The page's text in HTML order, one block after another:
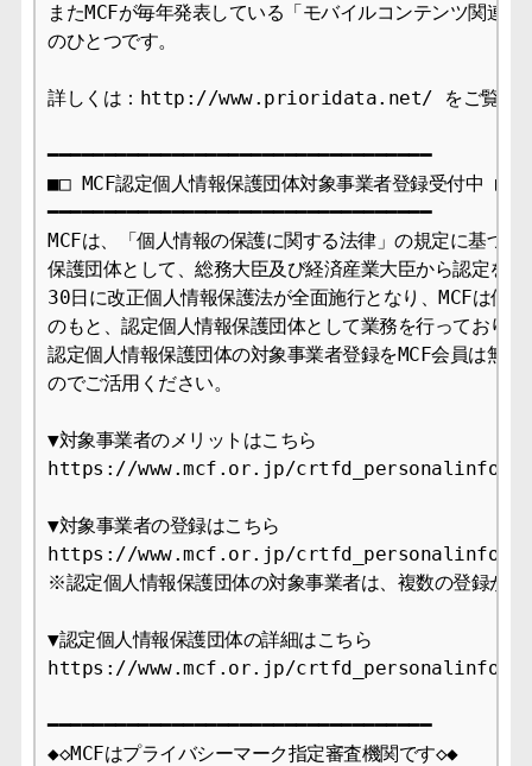
またMCFが毎年発表している「モバイルコンテンツ関連
のひとつです。
詳しくは：http://www.prioridata.net/ をご覧くだ
━━━━━━━━━━━━━━━━━━━━━━━━━━━━━━━━━━
■□ MCF認定個人情報保護団体対象事業者登録受付中 ■□
━━━━━━━━━━━━━━━━━━━━━━━━━━━━━━━━━━
MCFは、「個人情報の保護に関する法律」の規定に基づき
保護団体として、総務大臣及び経済産業大臣から認定を
30日に改正個人情報保護法が全面施行となり、MCFは個
のもと、認定個人情報保護団体として業務を行っておりま
認定個人情報保護団体の対象事業者登録をMCF会員は無料
のでご活用ください。
▼対象事業者のメリットはこちら
https://www.mcf.or.jp/crtfd_personalinfo/
▼対象事業者の登録はこちら
https://www.mcf.or.jp/crtfd_personalinfo/
※認定個人情報保護団体の対象事業者は、複数の登録が可
▼認定個人情報保護団体の詳細はこちら
https://www.mcf.or.jp/crtfd_personalinfo
━━━━━━━━━━━━━━━━━━━━━━━━━━━━━━━━━━
◆◇MCFはプライバシーマーク指定審査機関です◇◆